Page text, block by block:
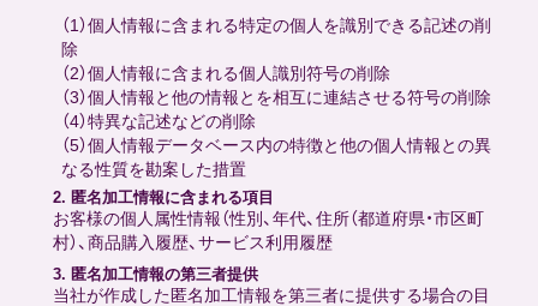
（1）個人情報に含まれる特定の個人を識別できる記述の削
除
（2）個人情報に含まれる個人識別符号の削除
（3）個人情報と他の情報とを相互に連結させる符号の削除
（4）特異な記述などの削除
（5）個人情報データベース内の特徴と他の個人情報との異
なる性質を勘案した措置
2. 匿名加工情報に含まれる項目
お客様の個人属性情報（性別、年代、住所（都道府県・市区町
村）、商品購入履歴、サービス利用履歴
3. 匿名加工情報の第三者提供
当社が作成した匿名加工情報を第三者に提供する場合の目